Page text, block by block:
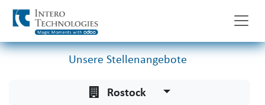
Zum Inhalt springen
Unsere Stellenangebote
Rostock